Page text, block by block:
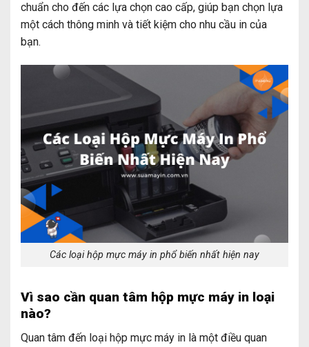
chuẩn cho đến các lựa chọn cao cấp, giúp bạn chọn lựa
một cách thông minh và tiết kiệm cho nhu cầu in của
bạn.
Các loại hộp mực máy in phổ biến nhất hiện nay
Vì sao cần quan tâm hộp mực máy in loại
nào?
Quan tâm đến loại hộp mực máy in là một điều quan